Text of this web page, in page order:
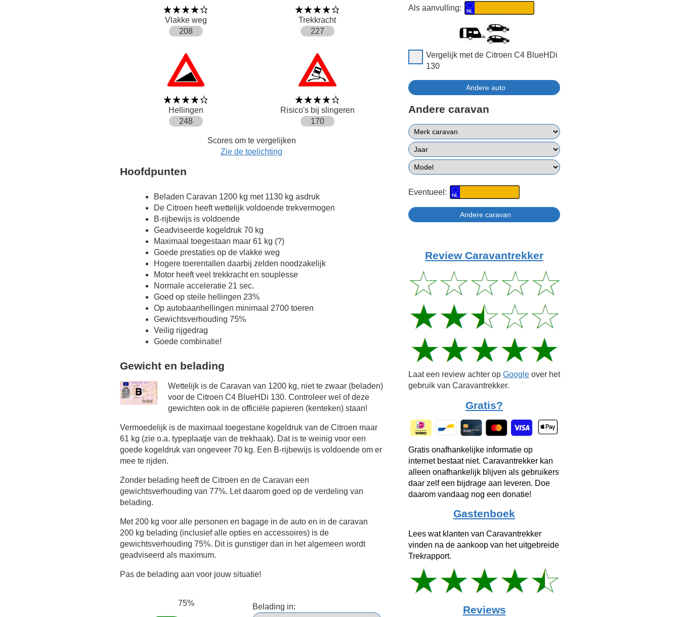
Vlakke weg
Trekkracht
208
227
Hellingen
Risico's bij slingeren
248
170
Scores om te vergelijken
Zie de toelichting
Hoofdpunten
Beladen Caravan 1200 kg met 1130 kg asdruk
De Citroen heeft wettelijk voldoende trekvermogen
B-rijbewijs is voldoende
Geadviseerde kogeldruk 70 kg
Maximaal toegestaan maar 61 kg (?)
Goede prestaties op de vlakke weg
Hogere toerentallen daarbij zelden noodzakelijk
Motor heeft veel trekkracht en souplesse
Normale acceleratie 21 sec.
Goed op steile hellingen 23%
Op autobaanhellingen minimaal 2700 toeren
Gewichtsverhouding 75%
Veilig rijgedrag
Goede combinatie!
Gewicht en belading
Wettelijk is de Caravan van 1200 kg, niet te zwaar (beladen)
voor de Citroen C4 BlueHDi 130. Controleer wel of deze
gewichten ook in de officiële papieren (kenteken) staan!
Vermoedelijk is de maximaal toegestane kogeldruk van de Citroen maar
61 kg (zie o.a. typeplaatje van de trekhaak). Dat is te weinig voor een
goede kogeldruk van ongeveer 70 kg. Een B-rijbewijs is voldoende om er
mee te rijden.
Zonder belading heeft de Citroen en de Caravan een
gewichtsverhouding van 77%. Let daarom goed op de verdeling van
belading.
Met 200 kg voor alle personen en bagage in de auto en in de caravan
200 kg belading (inclusief alle opties en accessoires) is de
gewichtsverhouding 75%. Dit is gunstiger dan in het algemeen wordt
geadviseerd als maximum.
Pas de belading aan voor jouw situatie!
75% Belading in:
Als aanvulling:
Vergelijk met de Citroen C4 BlueHDi
130
Andere caravan
Eventueel:
Review Caravantrekker
Laat een review achter op Google over het
gebruik van Caravantrekker.
Gratis?
Gratis onafhankelijke informatie op
internet bestaat niet. Caravantrekker kan
alleen onafhankelijk blijven als gebruikers
daar zelf een bijdrage aan leveren. Doe
daarom vandaag nog een donatie!
Gastenboek
Lees wat klanten van Caravantrekker
vinden na de aankoop van het uitgebreide
Trekrapport.
Reviews